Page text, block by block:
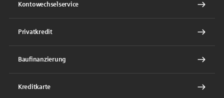
Kontowechselservice
Privatkredit
Baufinanzierung
Kreditkarte